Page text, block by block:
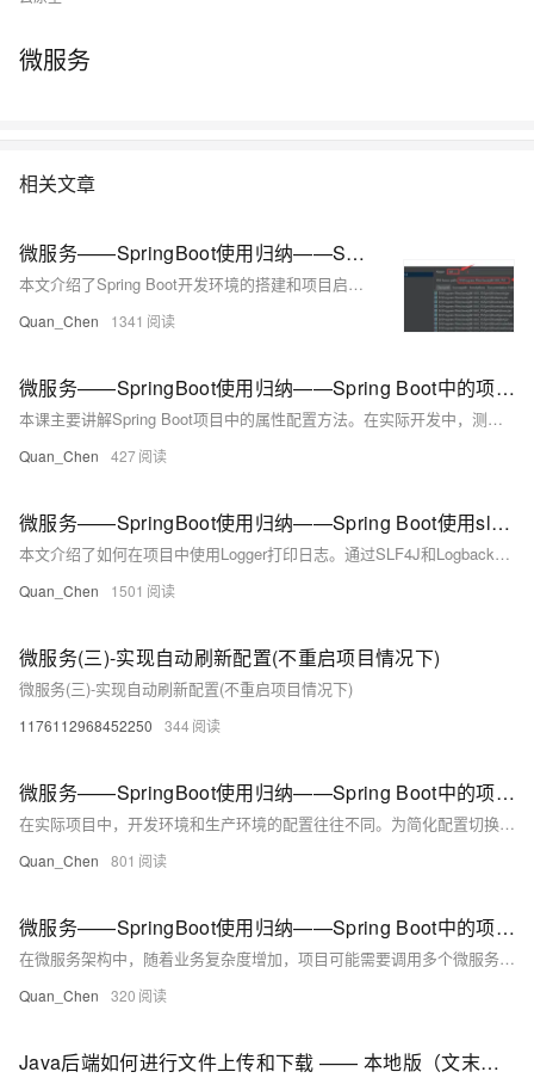
微服务
相关文章
微服务——SpringBoot使用归纳——Spring Boot开发环境搭建和项目启动
本文介绍了Spring Boot开发环境的搭建和项目启动流程。主要内容包括：jdk的配置（IDEA、STS/eclipse设置方法）、Spring Boot工程的构建方式（IDEA快速构建、官方构建工具start.spring.io使用）、maven配置（本地maven路径与阿里云镜像设置）以及编码配置（IDEA和eclipse中的编码设置）。通过这些步骤，帮助开发者顺利完成Spring Boot项目的初始化和运行准备。
Quan_Chen 1341
微服务——SpringBoot使用归纳——Spring Boot中的项目属性配置——少量配置信息的情形
本课主要讲解Spring Boot项目中的属性配置方法。在实际开发中，测试与生产环境的配置往往不同，因此不应将配置信息硬编码在代码中，而应使用配置文件管理，如`application.yml`。例如，在微服务架构下，可通过配置文件设置调用其他服务的地址（如订单服务端口8002），并利用`@Value`注解在代码中读取这些配置值。这种方式使项目更灵活，便于后续修改和维护。
Quan_Chen 427
微服务——SpringBoot使用归纳——Spring Boot使用slf4j进行日志记录——使用Logger在项目中打印日志
本文介绍了如何在项目中使用Logger打印日志。通过SLF4J和Logback，可设置不同日志级别（如DEBUG、INFO、WARN、ERROR）并支持占位符输出动态信息。示例代码展示了日志在控制器中的应用，说明了日志配置对问题排查的重要性。附课程源码下载链接供实践参考。
Quan_Chen 1501
微服务(三)-实现自动刷新配置(不重启项目情况下)
微服务(三)-实现自动刷新配置(不重启项目情况下)
1176112968452250 344
微服务——SpringBoot使用归纳——Spring Boot中的项目属性配置——指定项目配置文件
在实际项目中，开发环境和生产环境的配置往往不同。为简化配置切换，可通过创建 `application-dev.yml` 和 `application-pro.yml` 分别管理开发与生产环境配置，如设置不同端口（8001/8002）。在 `application.yml` 中使用 `spring.profiles.active` 指定加载的配置文件，实现环境快速切换。本节还介绍了通过配置类读取参数的方法，适用于微服务场景，提升代码可维护性。课程源码可从 [Gitee](https://gitee.com/eson15/springboot_study) 下载。
Quan_Chen 801
微服务——SpringBoot使用归纳——Spring Boot中的项目属性配置——少量配置信息的情形
在微服务架构中，随着业务复杂度增加，项目可能需要调用多个微服务。为避免使用`@Value`注解逐一引入配置的繁琐，可通过定义配置类（如`MicroServiceUrl`）并结合`@ConfigurationProperties`注解实现批量管理。此方法需在配置文件中设置微服务地址（如订单、用户、购物车服务），并通过`@Component`将配置类纳入Spring容器。最后，在Controller中通过`@Resource`注入配置类即可便捷使用，提升代码可维护性。
Quan_Chen 320
Java后端如何进行文件上传和下载 —— 本地版（文末配绝对能用的源码，超详细，超好用，一看就懂，博主在线解答） 文件如何预览和下载？（超简单教程）